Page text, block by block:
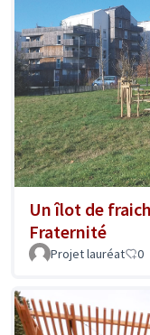
Un îlot de
Fraternité
Projet lauréat 0